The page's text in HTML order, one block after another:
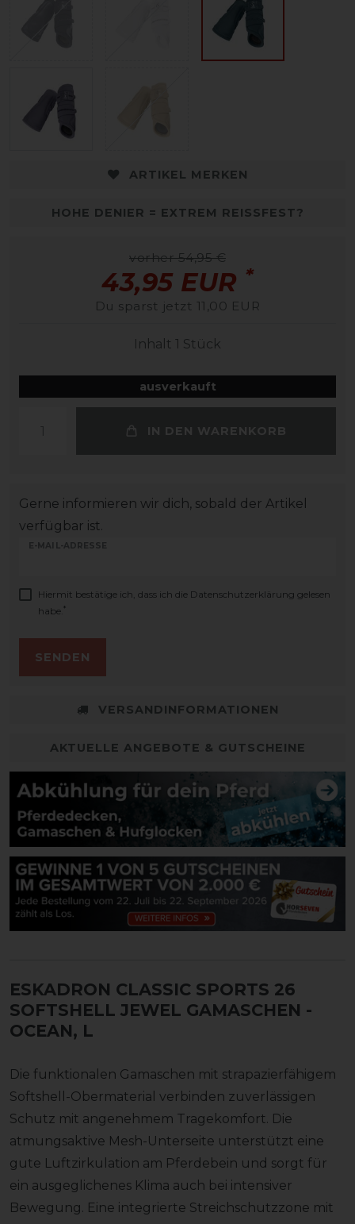
ARTIKEL MERKEN
HOHE DENIER = EXTREM REISSFEST?
vorher 54,95 €
43,95 EUR *
Du sparst jetzt 11,00 EUR
Inhalt 1 Stück
ausverkauft
IN DEN WARENKORB
Gerne informieren wir dich, sobald der Artikel
verfügbar ist.
E-MAIL-ADRESSE
Hiermit bestätige ich, dass ich die Daten­schutz­erklärung gelesen
habe. *
SENDEN
VERSANDINFORMATIONEN
AKTUELLE ANGEBOTE & GUTSCHEINE
ESKADRON CLASSIC SPORTS 26
SOFTSHELL JEWEL GAMASCHEN -
OCEAN, L
Die funktionalen Gamaschen mit strapazierfähigem
Softshell-Obermaterial verbinden zuverlässigen
Schutz mit angenehmem Tragekomfort. Die
atmungsaktive Mesh-Unterseite unterstützt eine
gute Luftzirkulation am Pferdebein und sorgt für
ein ausgeglichenes Klima auch bei intensiver
Bewegung. Eine integrierte Streichschutzzone mit